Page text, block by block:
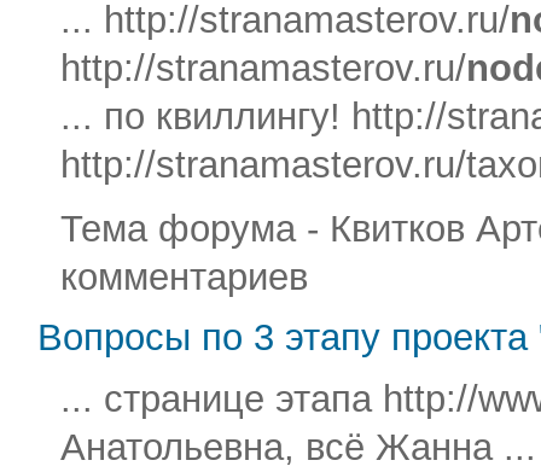
... http://stranamasterov.ru/
http://stranamasterov.ru/
... по квиллингу! http://
http://stranamasterov.ru/
Тема форума - Квитков
комментариев
Вопросы по 3 этапу
... странице этапа http://
Анатольевна, всё Жанна